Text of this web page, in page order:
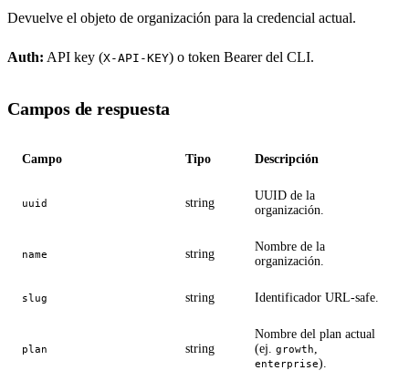
Devuelve el objeto de organización para la credencial actual.
Auth: API key (X-API-KEY) o token Bearer del CLI.
Campos de respuesta
Campo Tipo Descripción
uuid string
UUID de la
organización.
name string
Nombre de la
organización.
slug string Identificador URL-safe.
plan string
Nombre del plan actual
(ej. growth
enterprise).